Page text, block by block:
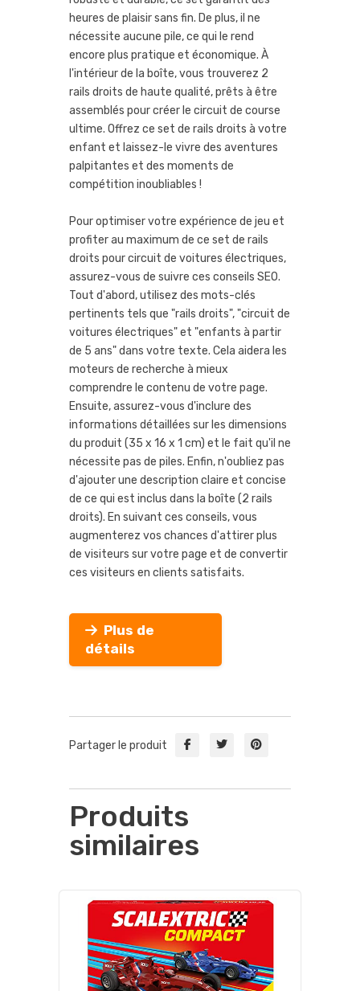
heures de plaisir sans fin. De plus, il ne
nécessite aucune pile, ce qui le rend
encore plus pratique et économique. À
l'intérieur de la boîte, vous trouverez 2
rails droits de haute qualité, prêts à être
assemblés pour créer le circuit de course
ultime. Offrez ce set de rails droits à votre
enfant et laissez-le vivre des aventures
palpitantes et des moments de
compétition inoubliables !
Pour optimiser votre expérience de jeu et
profiter au maximum de ce set de rails
droits pour circuit de voitures électriques,
assurez-vous de suivre ces conseils SEO.
Tout d'abord, utilisez des mots-clés
pertinents tels que "rails droits", "circuit de
voitures électriques" et "enfants à partir
de 5 ans" dans votre texte. Cela aidera les
moteurs de recherche à mieux
comprendre le contenu de votre page.
Ensuite, assurez-vous d'inclure des
informations détaillées sur les dimensions
du produit (35 x 16 x 1 cm) et le fait qu'il ne
nécessite pas de piles. Enfin, n'oubliez pas
d'ajouter une description claire et concise
de ce qui est inclus dans la boîte (2 rails
droits). En suivant ces conseils, vous
augmenterez vos chances d'attirer plus
de visiteurs sur votre page et de convertir
ces visiteurs en clients satisfaits.
Plus de
détails
Partager le produit
Produits
similaires